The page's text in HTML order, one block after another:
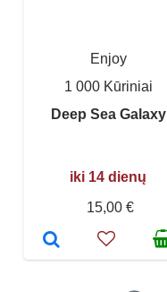
Enjoy
1 000 Kūriniai
Deep Sea Galaxy
iki 14 dienų
15,00 €